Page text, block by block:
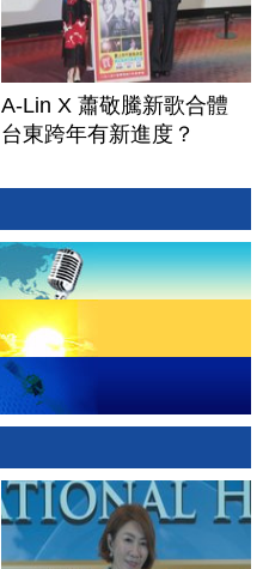
A-Lin X 蕭敬騰新歌合體
台東跨年有新進度？